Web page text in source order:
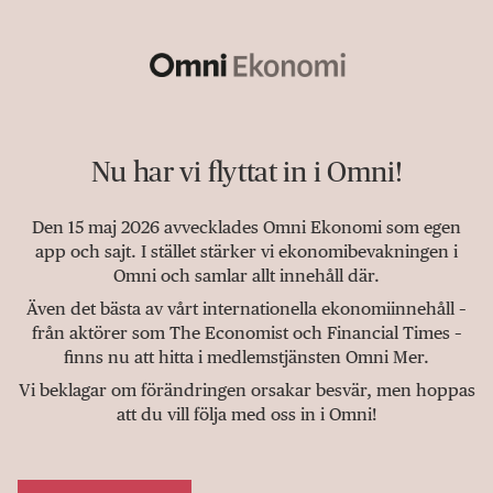
Nu har vi flyttat in i Omni!
Den 15 maj 2026 avvecklades Omni Ekonomi som egen
app och sajt. I stället stärker vi ekonomibevakningen i
Omni och samlar allt innehåll där.
Även det bästa av vårt internationella ekonomiinnehåll –
från aktörer som The Economist och Financial Times –
finns nu att hitta i medlemstjänsten Omni Mer.
Vi beklagar om förändringen orsakar besvär, men hoppas
att du vill följa med oss in i Omni!